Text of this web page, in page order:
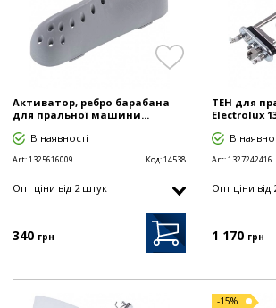
Активатор, ребро барабана
для пральної машини...
В наявності
Art:1325616009 Код:14538
Опт цiни від 2 штук
340 грн
ТЕН для
Electrolux
В
Art:1327242416
Опт цiни від
1 170 грн
-15%